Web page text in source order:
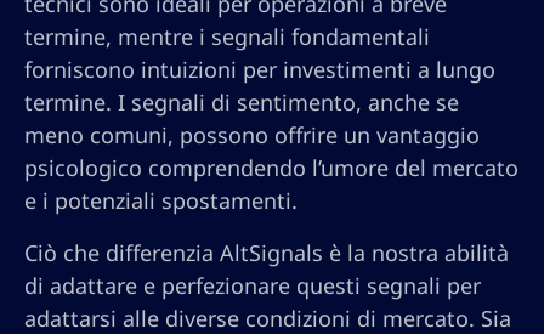
termine, mentre i segnali fondamentali
forniscono intuizioni per investimenti a lungo
termine. I segnali di sentimento, anche se
meno comuni, possono offrire un vantaggio
psicologico comprendendo l’umore del mercato
e i potenziali spostamenti.
Ciò che differenzia AltSignals è la nostra abilità
di adattare e perfezionare questi segnali per
adattarsi alle diverse condizioni di mercato. Sia